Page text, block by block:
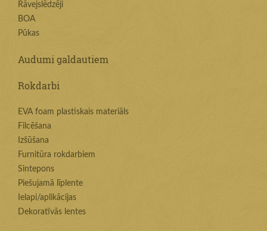
Rāvejslēdzēji
BOA
Pūkas
Audumi galdautiem
Rokdarbi
EVA foam plastiskais materiāls
Filcēšana
Izšūšana
Furnitūra rokdarbiem
Sintepons
Piešujamā līplente
Ielapi/aplikācijas
Dekoratīvās lentes